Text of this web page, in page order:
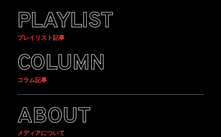
PLAYLIST
プレイリスト記事
COLUMN
コラム記事
ABOUT
メディアについて